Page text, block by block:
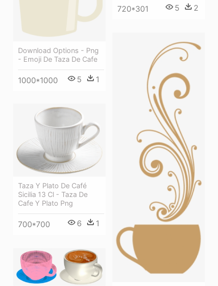
Download Options - Png
- Emoji De Taza De Cafe
1000*1000 5 1
720*301 5 2
Taza Y Plato De Café
Sicilia 13 Cl - Taza De
Cafe Y Plato Png
700*700 6 1